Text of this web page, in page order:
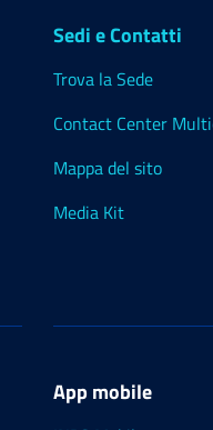
Sedi e Contatti
Trova la Sede
Contact Center
Mappa del sito
Media Kit
App mobile